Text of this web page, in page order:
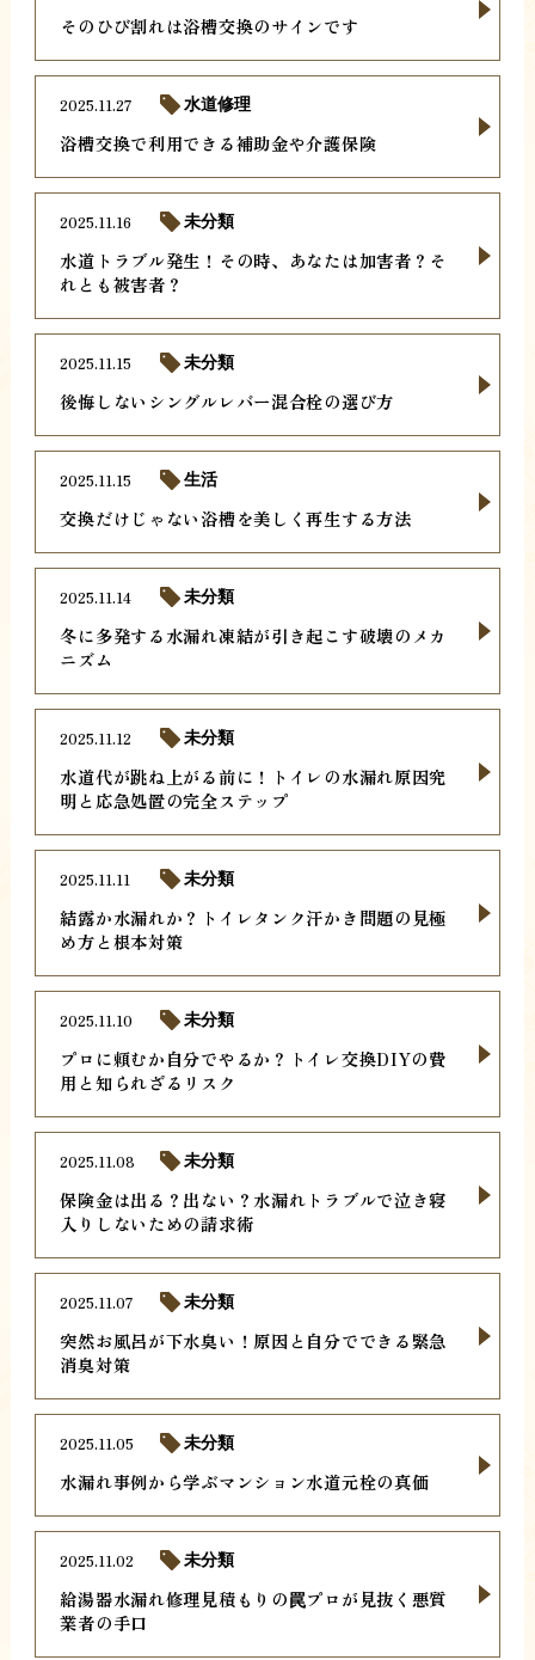
そのひび割れは浴槽交換のサインです
浴槽交換で利用できる補助金や介護保険
2025.11.27 水道修理
水道トラブル発生！その時、あなたは加害者？そ
れとも被害者？
2025.11.16 未分類
後悔しないシングルレバー混合栓の選び方
2025.11.15 未分類
交換だけじゃない浴槽を美しく再生する方法
2025.11.15 生活
冬に多発する水漏れ凍結が引き起こす破壊のメカ
ニズム
2025.11.14 未分類
水道代が跳ね上がる前に！トイレの水漏れ原因究
明と応急処置の完全ステップ
2025.11.12 未分類
結露か水漏れか？トイレタンク汗かき問題の見極
め方と根本対策
2025.11.11 未分類
プロに頼むか自分でやるか？トイレ交換DIYの費
用と知られざるリスク
2025.11.10 未分類
保険金は出る？出ない？水漏れトラブルで泣き寝
入りしないための請求術
2025.11.08 未分類
突然お風呂が下水臭い！原因と自分でできる緊急
消臭対策
2025.11.07 未分類
水漏れ事例から学ぶマンション水道元栓の真価
2025.11.05 未分類
給湯器水漏れ修理見積もりの罠プロが見抜く悪質
業者の手口
2025.11.02 未分類